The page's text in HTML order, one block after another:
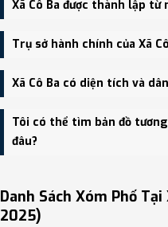
Xã Cô Ba được thành lập từ
Xã Cô Ba được thành lập trên
Ba.
Trụ sở hành chính của Xã
Trụ sở hành chính mới của Xã
Thượng Hà (trụ sở cũ xóm
tiện giao thông.
Xã Cô Ba có diện tích và
Xã Cô Ba có Diện tích: 134.52
dân số: Khoảng 62.42 người/km²
Tôi có thể tìm bản đồ
đâu?
địa điểm tại: VReview.vn - Nền
lịch uy tín tại Việt Nam.
Danh Sách Xóm Phố
2025)